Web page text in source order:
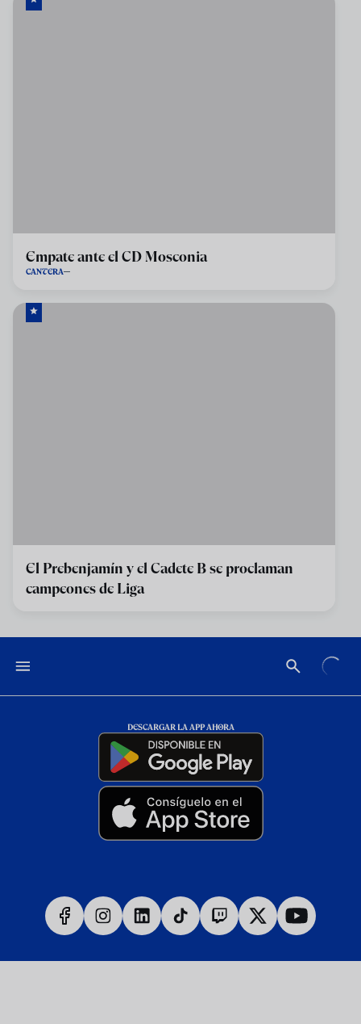
Empate ante el CD Mosconia
CANTERA
El Prebenjamín y el Cadete B se proclaman
campeones de Liga
DESCARGAR LA APP AHORA